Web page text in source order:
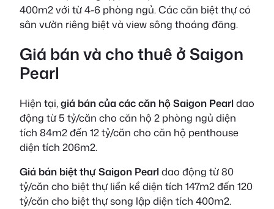
400m2 với từ 4-6 phòng ngủ. Các căn biệt thự có
sân vườn riêng biệt và view sông thoáng đãng.
Giá bán và cho thuê ở Saigon
Pearl
Hiện tại,giá bán của các căn hộ Saigon Pearldao
động từ 5 tỷ/căn cho căn hộ 2 phòng ngủ diện
tích 84m2 đến 12 tỷ/căn cho căn hộ penthouse
diện tích 206m2.
Giá bán biệt thự Saigon Pearldao động từ 80
tỷ/căn cho biệt thự liền kề diện tích 147m2 đến 120
tỷ/căn cho biệt thự song lập diện tích 400m2.